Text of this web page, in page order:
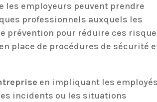
les employeurs peuvent prendre
professionnels auxquels les
prévention pour réduire ces
place de procédures de sécurité
en impliquant les employés
incidents ou les situations